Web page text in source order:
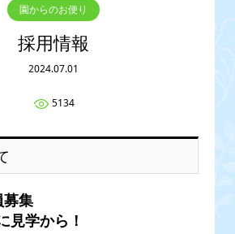
園からのお便り
採用情報
2024.07.01
5134
募集
見学から！